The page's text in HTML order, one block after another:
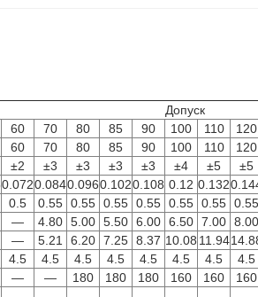
Допуск
60 70 80 85 90 100 110 120
60 70 80 85 90 100 110 120
±2 ±3 ±3 ±3 ±3 ±4 ±5 ±5
0.0720.0840.0960.1020.108 0.12 0.132
0.5 0.55 0.55 0.55 0.55 0.55 0.55 0.55
— 4.80 5.00 5.50 6.00 6.50 7.00 8.00
— 5.21 6.20 7.25 8.37 10.08 11.94
4.5 4.5 4.5 4.5 4.5 4.5 4.5 4.5
— — 180 180 180 160 160 160